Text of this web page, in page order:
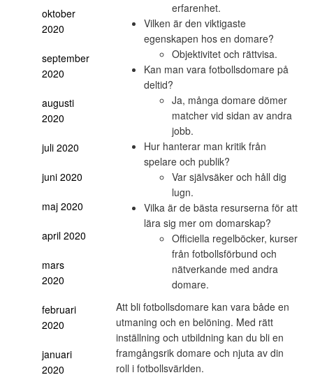
oktober
2020
september
2020
augusti
2020
juli 2020
juni 2020
maj 2020
april 2020
mars
2020
februari
2020
januari
2020
erfarenhet.
Vilken är den viktigaste
egenskapen hos en domare?
Objektivitet och rättvisa.
Kan man vara fotbollsdomare på
deltid?
Ja, många domare dömer
matcher vid sidan av andra
jobb.
Hur hanterar man kritik från
spelare och publik?
Var självsäker och håll dig
lugn.
Vilka är de bästa resurserna för att
lära sig mer om domarskap?
Officiella regelböcker, kurser
från fotbollsförbund och
nätverkande med andra
domare.
Att bli fotbollsdomare kan vara både en
utmaning och en belöning. Med rätt
inställning och utbildning kan du bli en
framgångsrik domare och njuta av din
roll i fotbollsvärlden.